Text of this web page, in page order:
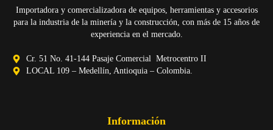
Importadora y comercializadora de equipos, herramientas y accesorios
para la industria de la minería y la construcción, con más de 15 años de
experiencia en el mercado.
Cr. 51 No. 41-144 Pasaje Comercial Metrocentro II
LOCAL 109 – Medellín, Antioquia – Colombia.
Información